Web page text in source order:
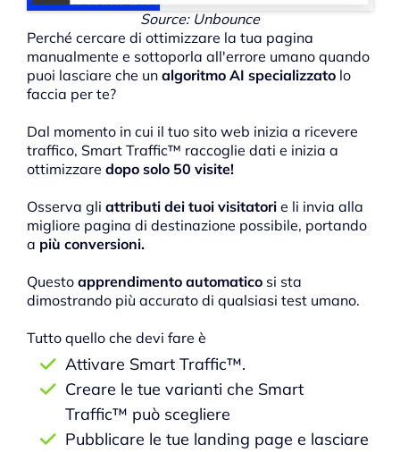
Source: Unbounce
Perché cercare di ottimizzare la tua pagina
manualmente e sottoporla all'errore umano quando
puoi lasciare che un algoritmo AI specializzato lo
faccia per te?
Dal momento in cui il tuo sito web inizia a ricevere
traffico, Smart Traffic™ raccoglie dati e inizia a
ottimizzare dopo solo 50 visite!
Osserva gli attributi dei tuoi visitatori e li invia alla
migliore pagina di destinazione possibile, portando
a più conversioni.
Questo apprendimento automatico si sta
dimostrando più accurato di qualsiasi test umano.
Tutto quello che devi fare è
Attivare Smart Traffic™.
Creare le tue varianti che Smart
Traffic™ può scegliere
Pubblicare le tue landing page e lasciare